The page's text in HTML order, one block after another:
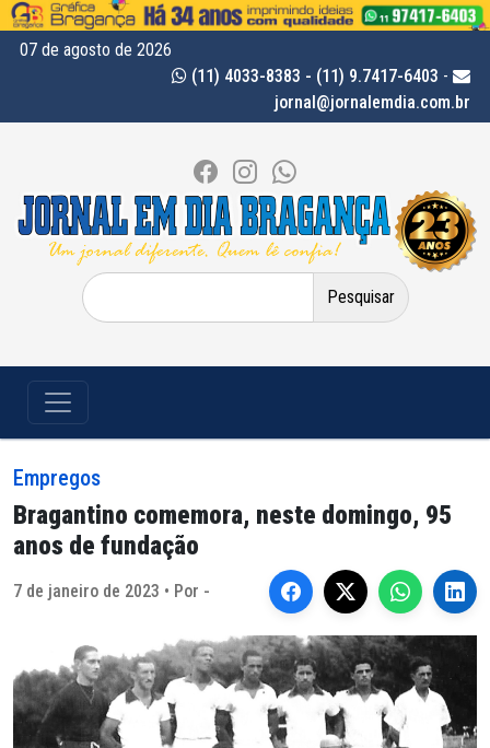
07 de agosto de 2026
(11) 4033-8383 - (11) 9.7417-6403 -
jornal@jornalemdia.com.br
Pesquisar
por:
Empregos
Bragantino comemora, neste domingo, 95
anos de fundação
7 de janeiro de 2023 • Por -